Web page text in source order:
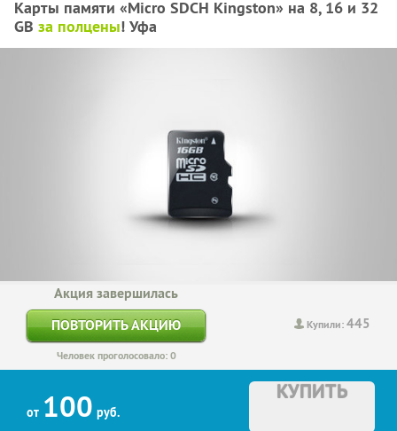
Карты памяти «Micro SDCH Kingston» на 8, 16 и 32
GB за полцены! Уфа
Купили:445
Акция завершилась
ПОВТОРИТЬ АКЦИЮ
Человек проголосовало: 0
от 100 руб.
КУПИТЬ